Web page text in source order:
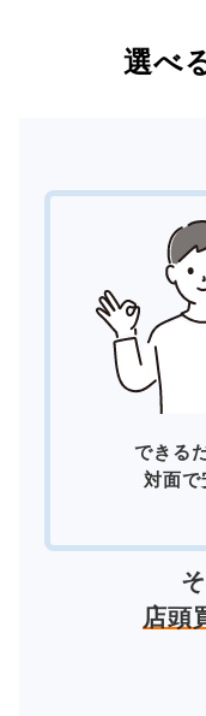
選べ
できる
対面で
店頭